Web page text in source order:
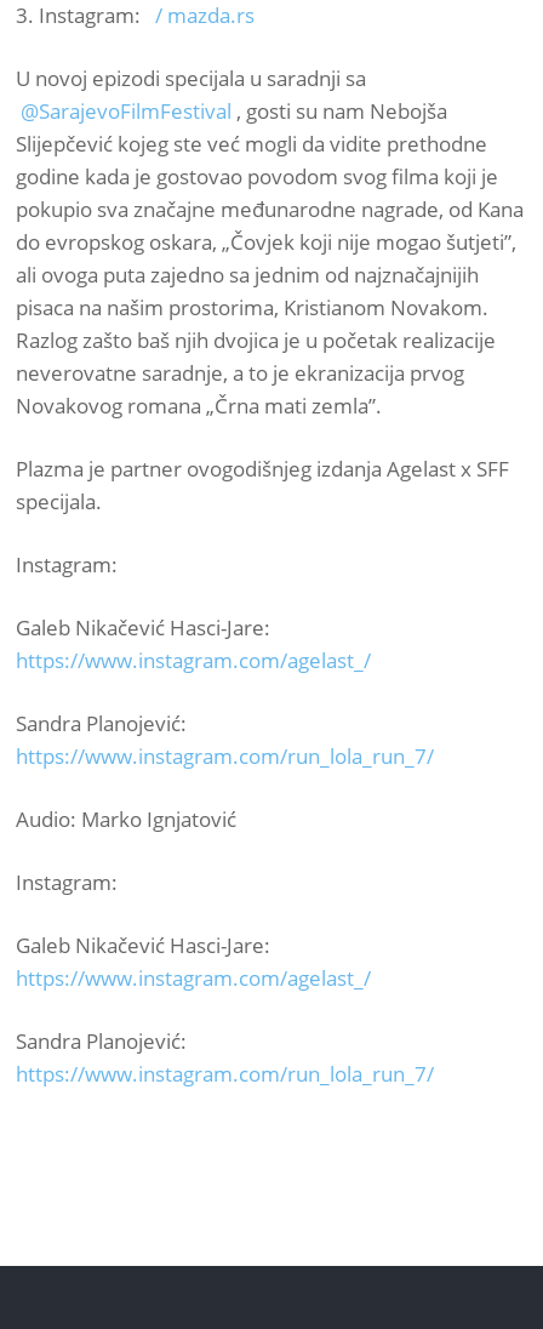
3. Instagram: / mazda.rs
U novoj epizodi specijala u saradnji sa
@SarajevoFilmFestival , gosti su nam Nebojša
Slijepčević kojeg ste već mogli da vidite prethodne
godine kada je gostovao povodom svog filma koji je
pokupio sva značajne međunarodne nagrade, od Kana
do evropskog oskara, „Čovjek koji nije mogao šutjeti”,
ali ovoga puta zajedno sa jednim od najznačajnijih
pisaca na našim prostorima, Kristianom Novakom.
Razlog zašto baš njih dvojica je u početak realizacije
neverovatne saradnje, a to je ekranizacija prvog
Novakovog romana „Črna mati zemla”.
Plazma je partner ovogodišnjeg izdanja Agelast x SFF
specijala.
Instagram:
Galeb Nikačević Hasci-Jare:
https://www.instagram.com/agelast_/
Sandra Planojević:
https://www.instagram.com/run_lola_run_7/
Audio: Marko Ignjatović
Instagram:
Galeb Nikačević Hasci-Jare:
https://www.instagram.com/agelast_/
Sandra Planojević:
https://www.instagram.com/run_lola_run_7/